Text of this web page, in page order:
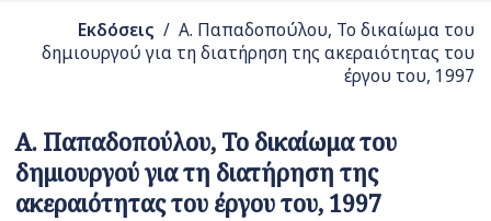
Εκδόσεις / Α. Παπαδοπούλου, Το δικαίωμα του
δημιουργού για τη διατήρηση της ακεραιότητας του
έργου του, 1997
Α. Παπαδοπούλου, Το δικαίωμα του
δημιουργού για τη διατήρηση της
ακεραιότητας του έργου του, 1997